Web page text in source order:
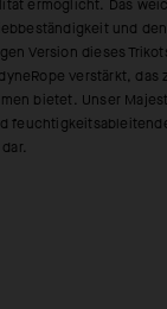
ermöglicht. Das
und
Version dieses
verstärkt, das
bietet. Unser